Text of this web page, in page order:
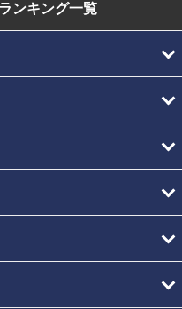
ランキング一覧